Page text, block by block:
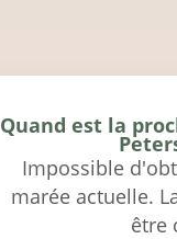
Quand est la
Impossible
marée actuelle.
être